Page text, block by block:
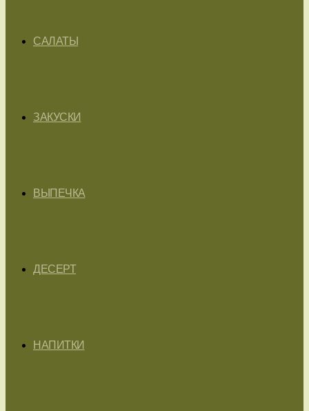
САЛАТЫ
ЗАКУСКИ
ВЫПЕЧКА
ДЕСЕРТ
НАПИТКИ